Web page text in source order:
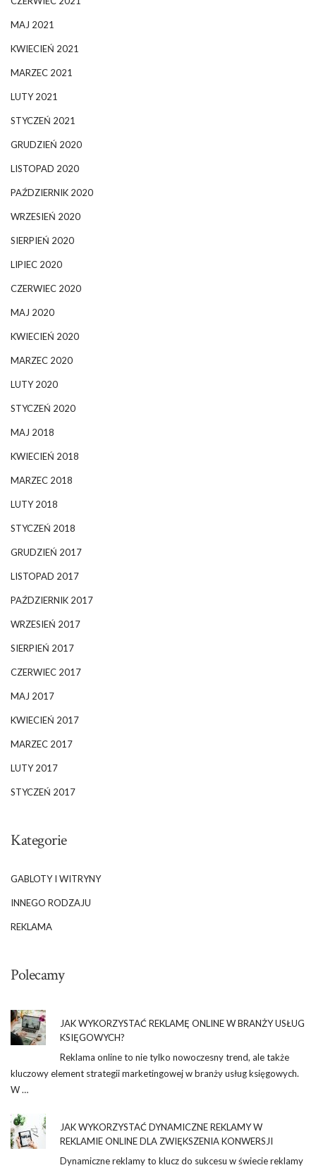
MAJ 2021
KWIECIEŃ 2021
MARZEC 2021
LUTY 2021
STYCZEŃ 2021
GRUDZIEŃ 2020
LISTOPAD 2020
PAŹDZIERNIK 2020
WRZESIEŃ 2020
SIERPIEŃ 2020
LIPIEC 2020
CZERWIEC 2020
MAJ 2020
KWIECIEŃ 2020
MARZEC 2020
LUTY 2020
STYCZEŃ 2020
MAJ 2018
KWIECIEŃ 2018
MARZEC 2018
LUTY 2018
STYCZEŃ 2018
GRUDZIEŃ 2017
LISTOPAD 2017
PAŹDZIERNIK 2017
WRZESIEŃ 2017
SIERPIEŃ 2017
CZERWIEC 2017
MAJ 2017
KWIECIEŃ 2017
MARZEC 2017
LUTY 2017
STYCZEŃ 2017
Kategorie
GABLOTY I WITRYNY
INNEGO RODZAJU
REKLAMA
Polecamy
JAK WYKORZYSTAĆ REKLAMĘ ONLINE W BRANŻY USŁUG
KSIĘGOWYCH?
Reklama online to nie tylko nowoczesny trend, ale także
kluczowy element strategii marketingowej w branży usług księgowych.
W …
JAK WYKORZYSTAĆ DYNAMICZNE REKLAMY W
REKLAMIE ONLINE DLA ZWIĘKSZENIA KONWERSJI
Dynamiczne reklamy to klucz do sukcesu w świecie reklamy